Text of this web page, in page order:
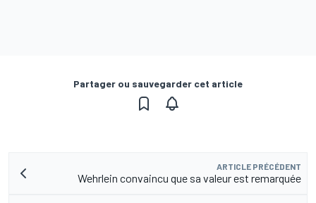
Partager ou sauvegarder cet article
ARTICLE PRÉCÉDENT
Wehrlein convaincu que sa valeur est remarquée